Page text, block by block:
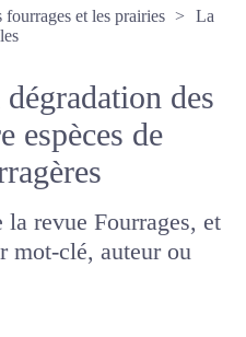
les fourrages et les prairies
les articles
la
protéines de
de
revue Fourrages, et
mot-clé, auteur ou